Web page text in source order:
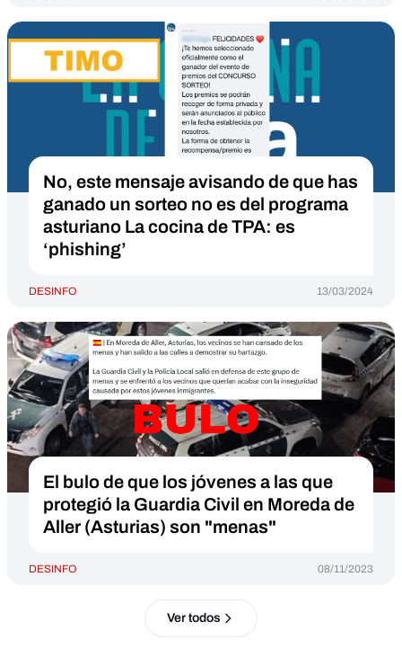
No, este mensaje avisando de que has
ganado un sorteo no es del programa
asturiano La cocina de TPA: es
‘phishing’
DESINFO 13/03/2024
El bulo de que los jóvenes a las que
protegió la Guardia Civil en Moreda de
Aller (Asturias) son "menas"
DESINFO 08/11/2023
Ver todos